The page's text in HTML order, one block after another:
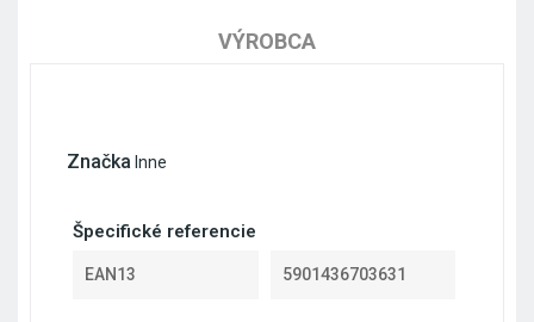
VÝROBCA
Značka Inne
Špecifické referencie
EAN13 5901436703631